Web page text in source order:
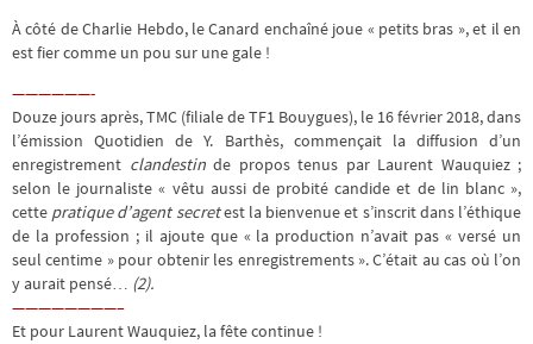
À côté de Charlie Hebdo, le Canard enchaîné joue « petits bras », et il en
est fier comme un pou sur une gale !
——————-
Douze jours après, TMC (filiale de TF1 Bouygues), le 16 février 2018, dans
l’émission Quotidien de Y. Barthès, commençait la diffusion d’un
enregistrement clandestinde propos tenus par Laurent Wauquiez ;
selon le journaliste « vêtu aussi de probité candide et de lin blanc »,
cette pratique d’agent secretest la bienvenue et s’inscrit dans l’éthique
de la profession ; il ajoute que « la production n’avait pas « versé un
seul centime » pour obtenir les enregistrements ». C’était au cas où l’on
y aurait pensé… (2).
————————–
Et pour Laurent Wauquiez, la fête continue !